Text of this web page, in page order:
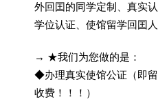
外回囯的同学定制、真实
学位认证、使馆留学回囯
→ ★我们为您做的是：
◆办理真实使馆公证（即
收费！！！）